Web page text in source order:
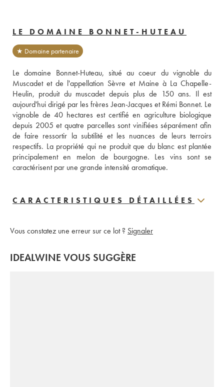
LE DOMAINE BONNET-HUTEAU
★ Domaine partenaire
Le domaine Bonnet-Huteau, situé au coeur du vignoble du
Muscadet et de l'appellation Sèvre et Maine à La Chapelle-
Heulin, produit du muscadet depuis plus de 150 ans. Il est
aujourd'hui dirigé par les frères Jean-Jacques et Rémi Bonnet. Le
vignoble de 40 hectares est certifié en agriculture biologique
depuis 2005 et quatre parcelles sont vinifiées séparément afin
de faire ressortir la subtilité et les nuances de leurs terroirs
respectifs. La propriété qui ne produit que du blanc est plantée
principalement en melon de bourgogne. Les vins sont se
caractérisent par une grande intensité aromatique.
CARACTERISTIQUES DÉTAILLÉES
Vous constatez une erreur sur ce lot ? Signaler
IDEALWINE VOUS SUGGÈRE